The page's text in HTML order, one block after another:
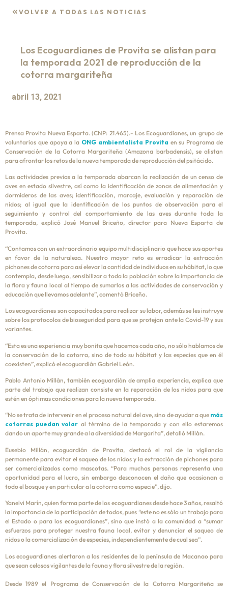
VOLVER A TODAS LAS NOTICIAS
Los Ecoguardianes de Provita se alistan para
la temporada 2021 de reproducción de la
cotorra margariteña
abril 13, 2021
Prensa Provita Nueva Esparta. (CNP: 21.465).- Los Ecoguardianes, un grupo de
voluntarios que apoya a la ONG ambientalista Provita en su Programa de
Conservación de la Cotorra Margariteña (Amazona barbadensis), se alistan
para afrontar los retos de la nueva temporada de reproducción del psitácido.
Las actividades previas a la temporada abarcan la realización de un censo de
aves en estado silvestre, así como la identificación de zonas de alimentación y
dormideros de las aves; identificación, marcaje, evaluación y reparación de
nidos; al igual que la identificación de los puntos de observación para el
seguimiento y control del comportamiento de las aves durante toda la
temporada, explicó José Manuel Briceño, director para Nueva Esparta de
Provita.
“Contamos con un extraordinario equipo multidisciplinario que hace sus aportes
en favor de la naturaleza. Nuestro mayor reto es erradicar la extracción
pichones de cotorra para así elevar la cantidad de individuos en su hábitat, lo que
contempla, desde luego, sensibilizar a toda la población sobre la importancia de
la flora y fauna local al tiempo de sumarlos a las actividades de conservación y
educación que llevamos adelante”, comentó Briceño.
Los ecoguardianes son capacitados para realizar su labor, además se les instruye
sobre los protocolos de bioseguridad para que se protejan ante la Covid-19 y sus
variantes.
“Esta es una experiencia muy bonita que hacemos cada año, no sólo hablamos de
la conservación de la cotorra, sino de todo su hábitat y las especies que en él
coexisten”, explicó el ecoguardián Gabriel León.
Pablo Antonio Millán, también ecoguardián de amplia experiencia, explica que
parte del trabajo que realizan consiste en la reparación de los nidos para que
estén en óptimas condiciones para la nueva temporada.
“No se trata de intervenir en el proceso natural del ave, sino de ayudar a que más
cotorras puedan volar al término de la temporada y con ello estaremos
dando un aporte muy grande a la diversidad de Margarita”, detalló Millán.
Eusebio Millán, ecoguardián de Provita, destacó el rol de la vigilancia
permanente para evitar el saqueo de los nidos y la extracción de pichones para
ser comercializados como mascotas. “Para muchas personas representa una
oportunidad para el lucro, sin embargo desconocen el daño que ocasionan a
todo el bosque y en particular a la cotorra como especie”, dijo.
Yanelvi Marín, quien forma parte de los ecoguardianes desde hace 3 años, resaltó
la importancia de la participación de todos, pues “este no es sólo un trabajo para
el Estado o para los ecoguardianes”, sino que instó a la comunidad a “sumar
esfuerzos para proteger nuestra fauna local, evitar y denunciar el saqueo de
nidos o la comercialización de especies, independientemente de cual sea”.
Los ecoguardianes alertaron a los residentes de la península de Macanao para
que sean celosos vigilantes de la fauna y flora silvestre de la región.
Desde 1989 el Programa de Conservación de la Cotorra Margariteña se